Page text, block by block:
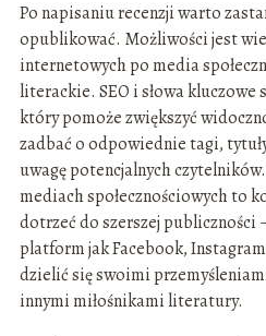
Po napisaniu recenzji warto
opublikować. Możliwości jest
internetowych po media
literackie. SEO i słowa kluczowe
który pomoże zwiększyć
zadbać o odpowiednie tagi,
uwagę potencjalnych
mediach społecznościowych to
dotrzeć do szerszej
platform jak Facebook,
dzielić się swoimi
innymi miłośnikami literatury.